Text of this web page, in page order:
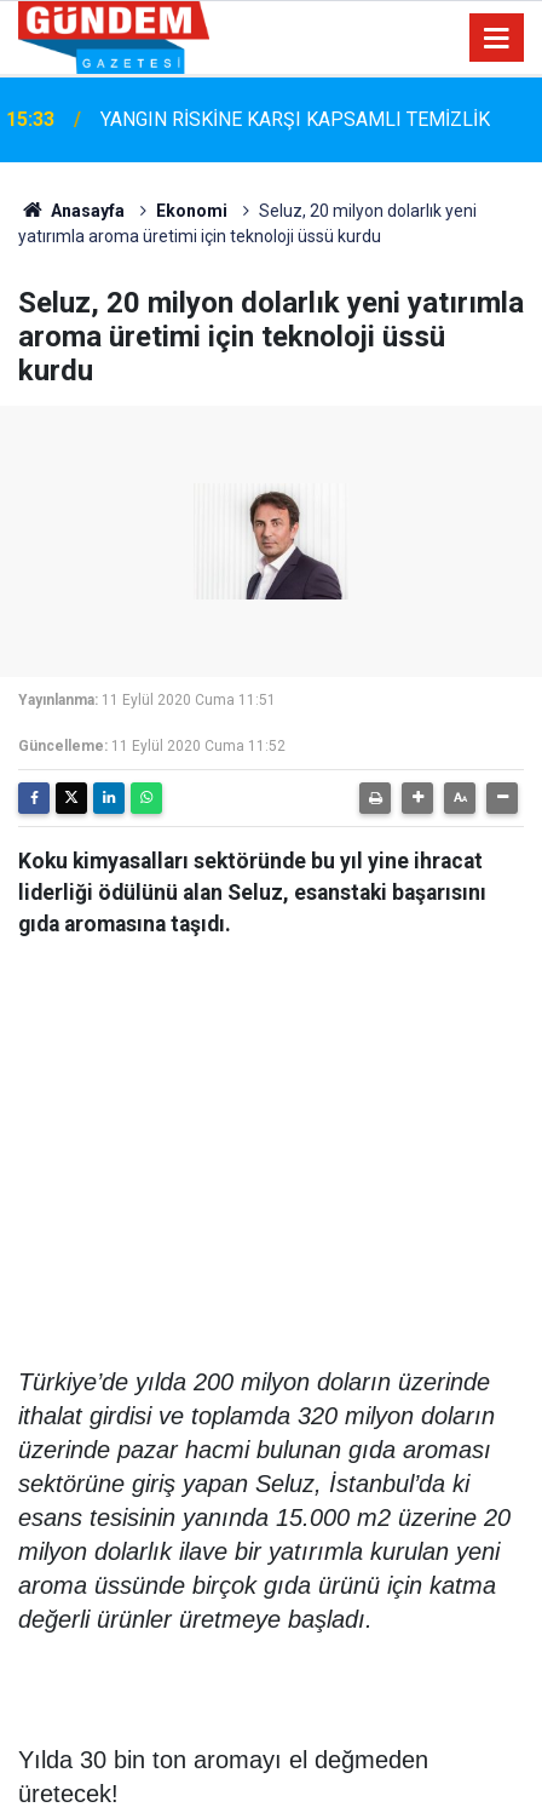
15:33 YANGIN RİSKİNE KARŞI KAPSAMLI TEMİZLİK
Anasayfa Ekonomi
Seluz, 20 milyon dolarlık yeni
yatırımla aroma üretimi için teknoloji üssü kurdu
Seluz, 20 milyon dolarlık yeni yatırımla
aroma üretimi için teknoloji üssü
kurdu
Yayınlanma: 11 Eylül 2020 Cuma 11:51
Güncelleme: 11 Eylül 2020 Cuma 11:52
Koku kimyasalları sektöründe bu yıl yine ihracat
liderliği ödülünü alan Seluz, esanstaki başarısını
gıda aromasına taşıdı.
Türkiye’de yılda 200 milyon doların üzerinde
ithalat girdisi ve toplamda 320 milyon doların
üzerinde pazar hacmi bulunan gıda aroması
sektörüne giriş yapan Seluz, İstanbul’da ki
esans tesisinin yanında 15.000 m2 üzerine 20
milyon dolarlık ilave bir yatırımla kurulan yeni
aroma üssünde birçok gıda ürünü için katma
değerli ürünler üretmeye başladı.
Yılda 30 bin ton aromayı el değmeden
üretecek!